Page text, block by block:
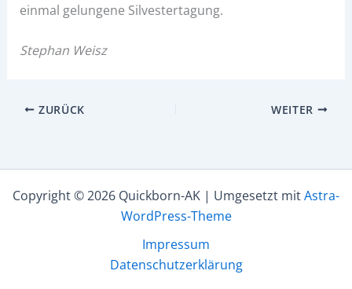
einmal gelungene Silvestertagung.
Stephan Weisz
ZURÜCK WEITER
Copyright © 2026 Quickborn-AK | Umgesetzt mitAstra-
WordPress-Theme
Impressum
Datenschutzerklärung